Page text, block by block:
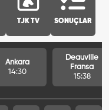
TJK TV SONUÇLAR
Ankara
14:30
Deauville
Fransa
15:38